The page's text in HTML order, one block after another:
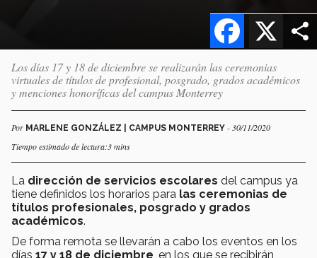
X
Facebook
Los días 17 y 18 de diciembre se realizarán las ceremonias
virtuales de títulos de profesional, posgrado, grados académicos
y menciones honoríficas del campus Monterrey
Por MARLENE GONZÁLEZ | CAMPUS MONTERREY - 30/11/2020
Tiempo estimado de lectura:3 mins
La dirección de servicios escolares del campus ya
tiene definidos los horarios para las ceremonias de
títulos profesionales, posgrado y grados
académicos.
De forma remota se llevarán a cabo los eventos en los
días 17 y 18 de diciembre , en los que se recibirán